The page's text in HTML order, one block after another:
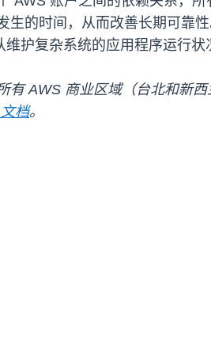
生的时间，从而改善长期可靠
护复杂系统的应用程序运行状
有 AWS 商业区域（台北和新
档。